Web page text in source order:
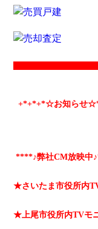
+*+*+*☆お知らせ
****♪弊社CM放映中
★さいたま市役所内
★上尾市役所内TVモ